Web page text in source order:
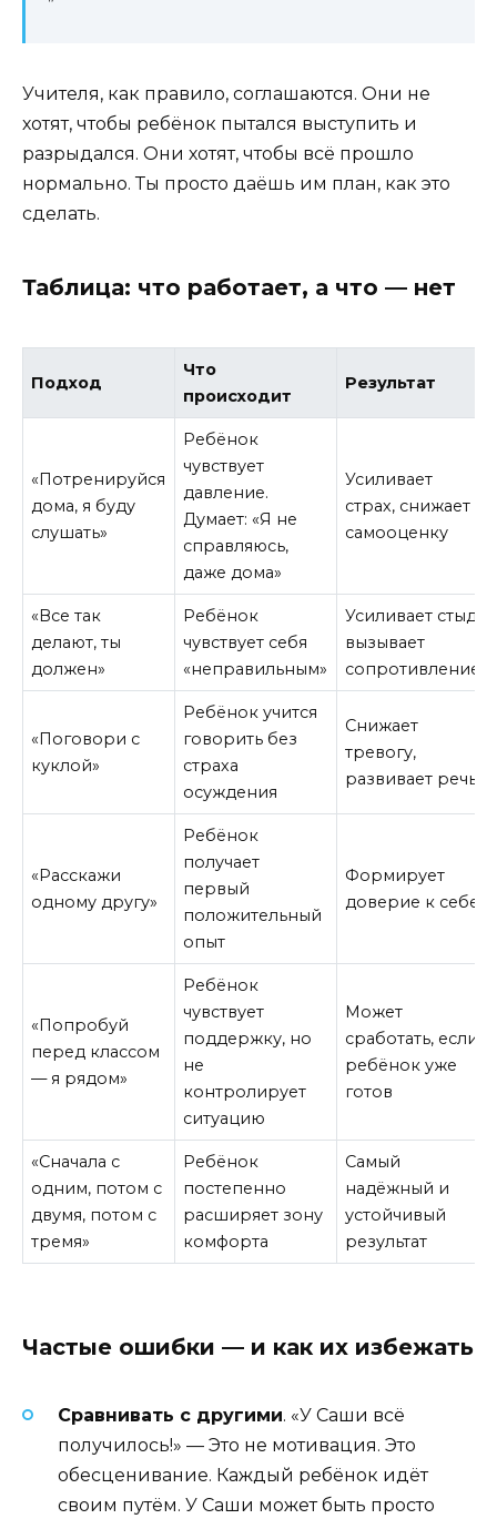
Учителя, как правило, соглашаются. Они не
хотят, чтобы ребёнок пытался выступить и
разрыдался. Они хотят, чтобы всё прошло
нормально. Ты просто даёшь им план, как это
сделать.
Таблица: что работает, а что — нет
Подход
Что
происходит
Результат
«Потренируйся
дома, я буду
слушать»
Ребёнок
чувствует
давление.
Думает: «Я не
справляюсь,
даже дома»
Усиливает
страх, снижает
самооценку
«Все так
делают, ты
должен»
Ребёнок
чувствует себя
«неправильным»
Усиливает стыд,
вызывает
сопротивление
«Поговори с
куклой»
Ребёнок учится
говорить без
страха
осуждения
Снижает
тревогу,
развивает речь
«Расскажи
одному другу»
Ребёнок
получает
первый
положительный
опыт
Формирует
доверие к себе
«Попробуй
перед классом
— я рядом»
Ребёнок
чувствует
поддержку, но
не
контролирует
ситуацию
Может
сработать, если
ребёнок уже
готов
«Сначала с
одним, потом с
двумя, потом с
тремя»
Ребёнок
постепенно
расширяет зону
комфорта
Самый
надёжный и
устойчивый
результат
Частые ошибки — и как их избежать
Сравнивать с другими. «У Саши всё
получилось!» — Это не мотивация. Это
обесценивание. Каждый ребёнок идёт
своим путём. У Саши может быть просто